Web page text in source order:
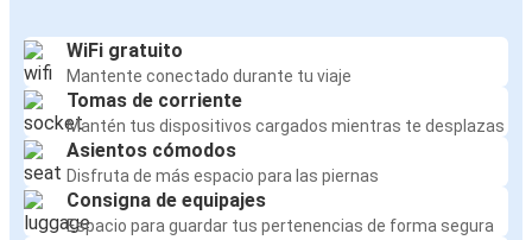
WiFi gratuito
Mantente conectado durante tu viaje
Tomas de corriente
Mantén tus dispositivos cargados mientras te desplazas
Asientos cómodos
Disfruta de más espacio para las piernas
Consigna de equipajes
Espacio para guardar tus pertenencias de forma segura